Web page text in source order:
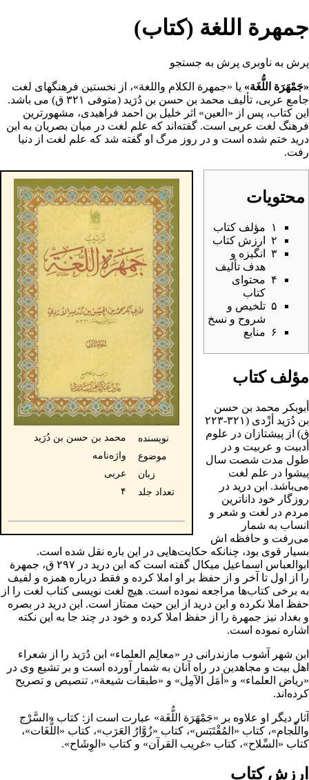
جمهرة اللغة (کتاب)
پرش به ناوبری پرش به جستجو
«جَمْهَرَة اللُّغَة» یا «جمهرة الکلام واللغة»، از نخستین فرهنگهای لغت
جامع عربی، تألیف محمد بن حسن بن دُرَید
(متوفی ۳۲۱ ق) می باشد.
این کتاب، پس از « العین» اثر خلیل بن احمد فراهیدی، مشهورترین
فرهنگ لغت عربی است. گفته‌اند که علم لغت در میان بصریان به ابن
درید ختم شده است و در روز مرگ او گفته شد که علم لغت از دنیا
رفت.
نویسنده
محمد بن حسن بن دُرَید
موضوع
واژه‌نامه
زبان
عربی
تعداد جلد
۴
محتویات
۱
مؤلف کتاب
۲
ارزش کتاب
۳
انگیزه و
هدف تألیف
۴ محتوای
کتاب
۵ تلخیص و
شروح و نسخ
۶
منابع
مؤلف کتاب
أبوبکر محمد بن حسن
بن‌ دُرَید أزْدی‌
(۳۲۱-۲۲۳
ق) از پیشتازان‌ در علوم‌
أدبیت‌ و عربیت‌ و در
طول‌ مدت‌ شصت‌ سال‌
پیشوا در
علم‌ لغت‌
می‌باشد. ابن درید در
روزگار خود داناترین
مردم در لغت و شعر و
انساب به شمار
می‌رفت و حافظه اش
بسیار قوی بود، چنانکه حکایت‌هایی در این باره نقل شده است.
ابوالعباس اسماعیل میکال گفته است که ابن درید در ۲۹۷ ق، جمهرة
را از اول تا آخر و از حفظ بر او املا کرده و فقط درباره همزه و لفیف
به برخی کتاب‌ها مراجعه نموده است. هیچ لغت نویسی کتاب لغت را از
حفظ املا نکرده و ابن درید از این حیث ممتاز است. ابن درید در بصره
و بغداد نیز جمهرة را از حفظ املا کرده و خود در چند جا به این نکته
اشاره نموده است.
ابن‌ شهر آشوب‌ مازندرانی‌ در «معالِم‌ العلماء» ابن‌ دُرَید را از شعراء
اهل‌ بیت‌ و مجاهدین‌ در راه‌ آنان‌ به‌ شمار آورده‌ است‌ و بر تشیع‌ وی‌ در
«ریاض‌ العلماء» و « أمَل‌ الآمِل‌» و «طبقات‌ شیعة‌»، تنصیص‌ و تصریح‌
کرده‌اند.
آثار دیگر او علاوه بر «جَمْهَرَة اللُّغَة» عبارت است از: کتاب‌ «السَّرْج‌
واللِّجام‌»، کتاب‌ «المُقْتَبَس‌»، کتاب‌ «زُوَّارُ العَرَب‌»، کتاب‌ «اللُّغَات‌»،
کتاب‌ «السِّلاح‌»، کتاب‌ «غریب‌ القرآن‌» و کتاب‌ «الوِشَاح‌».
ارزش کتاب